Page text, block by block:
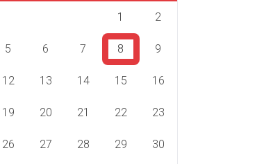
1 2
5 6 7 8 9
12 13 14 15 16
19 20 21 22 23
26 27 28 29 30